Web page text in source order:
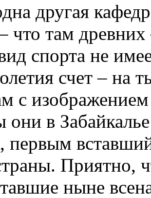
другая
что там
спорта не
счет – на
с
они в
первым
Приятно,
ныне